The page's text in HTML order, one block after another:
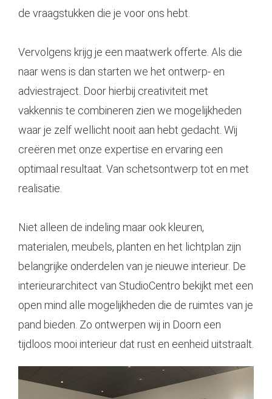
de vraagstukken die je voor ons hebt.
Vervolgens krijg je een maatwerk offerte. Als die
naar wens is dan starten we het ontwerp- en
adviestraject. Door hierbij creativiteit met
vakkennis te combineren zien we mogelijkheden
waar je zelf wellicht nooit aan hebt gedacht. Wij
creëren met onze expertise en ervaring een
optimaal resultaat. Van schetsontwerp tot en met
realisatie.
Niet alleen de indeling maar ook kleuren,
materialen, meubels, planten en het lichtplan zijn
belangrijke onderdelen van je nieuwe interieur. De
interieurarchitect van StudioCentro bekijkt met een
open mind alle mogelijkheden die de ruimtes van je
pand bieden. Zo ontwerpen wij in Doorn een
tijdloos mooi interieur dat rust en eenheid uitstraalt.